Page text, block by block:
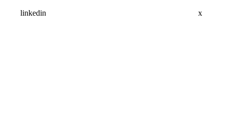
linkedin x